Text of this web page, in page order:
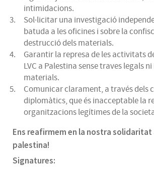
intimidacions.
Sol·licitar una investigació
batuda a les oficines i sobre la
destrucció dels materials.
Garantir la represa de les activitats
LVC a Palestina sense traves legals
materials.
Comunicar clarament, a través dels
diplomàtics, que és inacceptable la
organitzacions legítimes de la
Ens reafirmem en la nostra solidaritat
palestina!
Signatures: